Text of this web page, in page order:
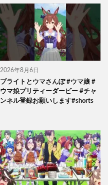
2026年8月6日
ブライトとウマさんぽ #ウマ娘 #
ウマ娘プリティーダービー #チャ
ンネル登録お願いします#shorts